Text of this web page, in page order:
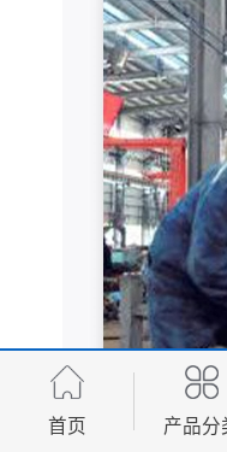
首页 产品分